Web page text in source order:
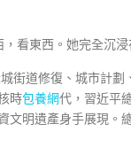
看東西。她完全沉
街道修復、城市計劃
時包養網代，習近平
文明遺產身手展現。